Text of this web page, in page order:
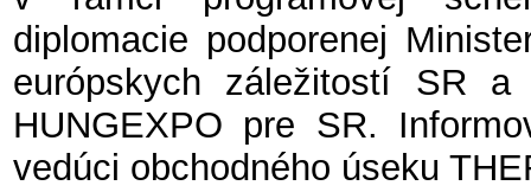
diplomacie podporenej
európskych záležitostí SR
HUNGEXPO pre SR.
vedúci obchodného úseku